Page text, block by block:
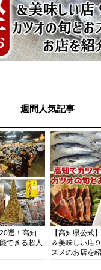
週間人気記事
選！高知
できる超人
【高知県公式
＆美味しい店
スメのお店を